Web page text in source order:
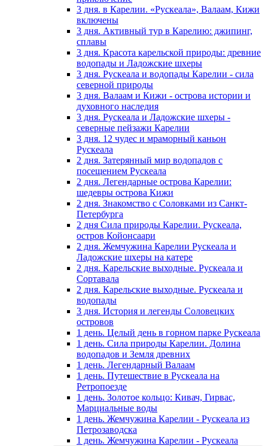
3 дня. в Карелии. «Рускеала», Валаам, Кижи
включены
3 дня. Активный тур в Карелию: джипинг,
сплавы
3 дня. Красота карельской природы: древние
водопады и Ладожские шхеры
3 дня. Рускеала и водопады Карелии - сила
северной природы
3 дня. Валаам и Кижи - острова истории и
духовного наследия
3 дня. Рускеала и Ладожские шхеры -
северные пейзажи Карелии
3 дня. 12 чудес и мраморный каньон
Рускеала
2 дня. Затерянный мир водопадов с
посещением Рускеала
2 дня. Легендарные острова Карелии:
шедевры острова Кижи
2 дня. Знакомство с Соловками из Санкт-
Петербурга
2 дня Сила природы Карелии. Рускеала,
остров Койонсаари
2 дня. Жемчужина Карелии Рускеала и
Ладожские шхеры на катере
2 дня. Карельские выходные. Рускеала и
Сортавала
2 дня. Карельские выходные. Рускеала и
водопады
3 дня. История и легенды Соловецких
островов
1 день. Целый день в горном парке Рускеала
1 день. Сила природы Карелии. Долина
водопадов и Земля древних
1 день. Легендарный Валаам
1 день. Путешествие в Рускеала на
Ретропоезде
1 день. Золотое кольцо: Кивач, Гирвас,
Марциальные воды
1 день. Жемчужина Карелии - Рускеала из
Петрозаводска
1 день. Жемчужина Карелии - Рускеала